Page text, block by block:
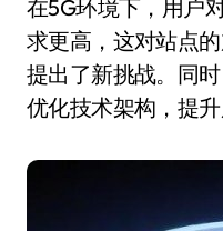
在5G环境下，用户
求更高，这对站点
提出了新挑战。同
优化技术架构，提